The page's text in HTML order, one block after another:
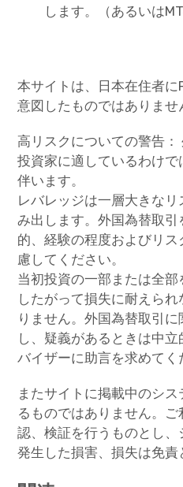
します。（あるいは
本サイトは、日本在住者
意図したものではありませ
高リスクについての警告
投資家に適しているわけ
伴います。
レバレッジは一層大きな
み出します。外国為替取引
的、経験の程度およびリ
慮してください。
当初投資の一部または全部
したがって損失に耐えら
りません。外国為替取引
し、疑義があるときは中
バイザーに助言を求めてく
またサイトに掲載中のシ
るものではありません。
認、検証を行うものとし
発生した損害、損失は免責